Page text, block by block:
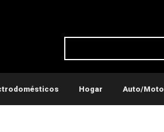
Hogar Auto/Moto